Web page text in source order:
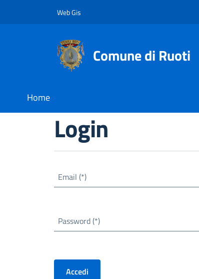
Web Gis
Comune di Ruoti
Home
Login
Email (*)
Password (*)
Accedi